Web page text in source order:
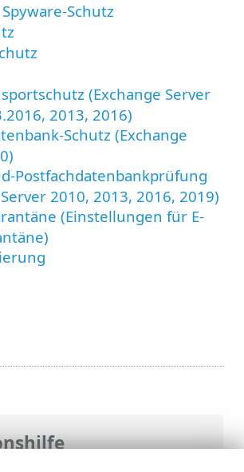
Schutz
(Exchange Server
2013, 2016)
Schutz (Exchange
Postfachdatenbankprüfung
2010, 2013, 2016, 2019)
(Einstellungen für E-